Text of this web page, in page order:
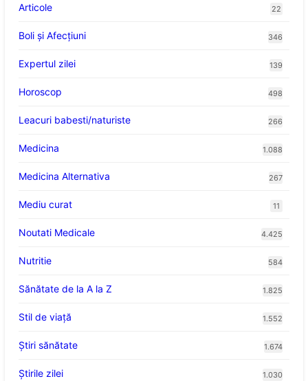
Articole 22
Boli și Afecțiuni 346
Expertul zilei 139
Horoscop 498
Leacuri babesti/naturiste 266
Medicina 1.088
Medicina Alternativa 267
Mediu curat 11
Noutati Medicale 4.425
Nutritie 584
Sănătate de la A la Z 1.825
Stil de viaţă 1.552
Ştiri sănătate 1.674
Știrile zilei 1.030